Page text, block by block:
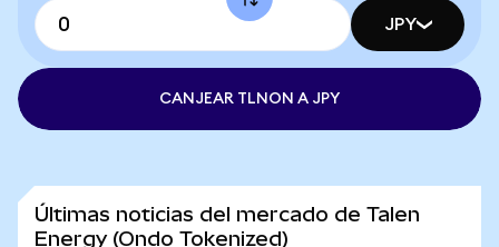
JPY
CANJEAR TLNON A JPY
Últimas noticias del mercado de Talen
Energy (Ondo Tokenized)